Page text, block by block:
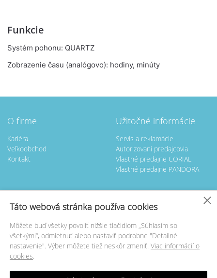
Funkcie
Systém pohonu: QUARTZ
Zobrazenie času (analógovo): hodiny, minúty
O firme
Kariéra
Veľkoobchod
Kontakt
Užitočné informácie
Servis a reklamácie
Autorizovaní predajcovia
Vlastné predajne CORIAL
Vlastné predajne PANDORA
Nastavenie cookies
Kontakt
GOLDTIME BL spol. s.r.o.
Rezedova 5
821 01 Bratislava
+421903 659 490
Servis hodín
GOLDTIME BL spol. s.r.o.
Rezedová 5
821 01 Bratislava
+4212 43425168 kl.102
Táto webová stránka používa cookies
Môžete buď všetky povoliť nižšie tlačidlom „Súhlasím so
všetkými“, odmietnuť alebo nastaviť podrobne "Detailné
nastavenie". Výber môžete tiež neskôr zmeniť. Viac informácií o
cookies.